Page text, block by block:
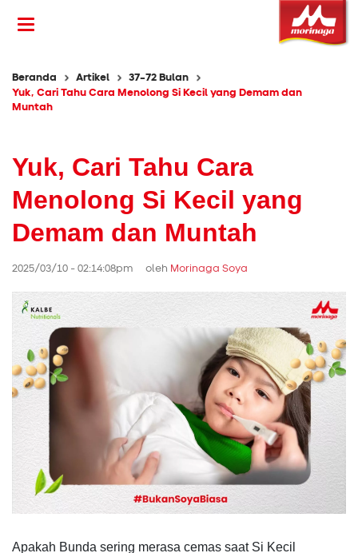
Beranda Artikel
37-72 Bulan
Yuk, Cari Tahu Cara Menolong Si Kecil yang Demam dan
Muntah
Yuk, Cari Tahu Cara
Menolong Si Kecil yang
Demam dan Muntah
2025/03/10 - 02:14:08pm oleh Morinaga Soya
Apakah Bunda sering merasa cemas saat Si Kecil